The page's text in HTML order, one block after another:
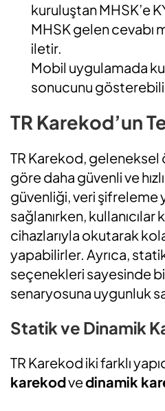
kuruluştan MHSK’e
MHSK gelen cevabı
iletir.
Mobil uygulamada
sonucunu
TR Karekod’un
TR Karekod,
göre daha güvenli ve
güvenliği, veri
sağlanırken,
cihazlarıyla okutarak
yapabilirler. Ayrıca,
seçenekleri sayesinde
senaryosuna uygunluk
Statik ve Dinamik
TR Karekod iki farklı
karekodvedinamik